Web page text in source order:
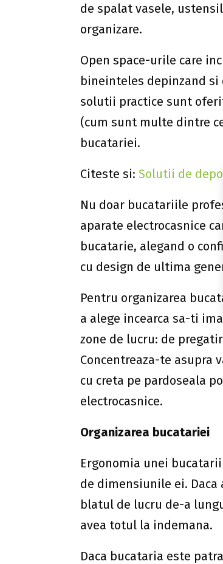
de spalat vasele,
organizare.
Open space-urile care
bineinteles depinzand
solutii practice sunt
(cum sunt multe dintre
bucatariei.
Citeste si: Solutii de
Nu doar bucatariile
aparate electrocasnice
bucatarie, alegand o
cu design de ultima
Pentru organizarea
a alege incearca sa-ti
zone de lucru: de
Concentreaza-te asupra
cu creta pe pardoseala
electrocasnice.
Organizarea bucatariei
Ergonomia unei
de dimensiunile ei.
blatul de lucru de-a
avea totul la indemana.
Daca bucataria este